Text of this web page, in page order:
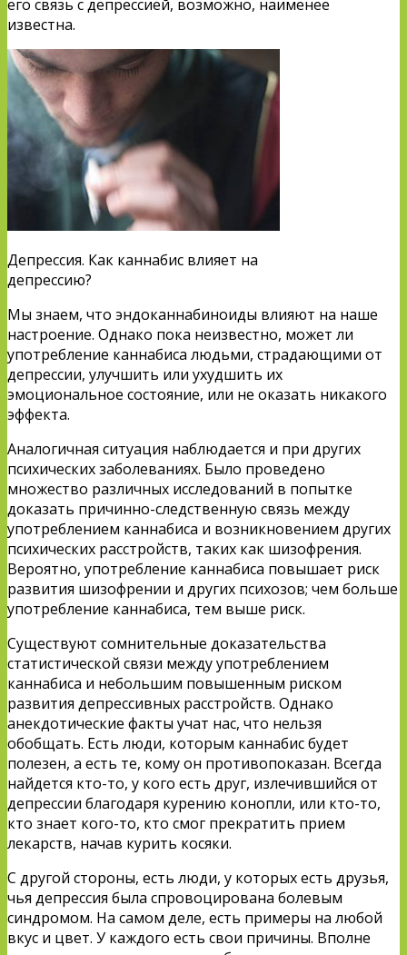
его связь с депрессией, возможно, наименее
известна.
Депрессия. Как каннабис влияет на
депрессию?
Мы знаем, что эндоканнабиноиды влияют на наше
настроение. Однако пока неизвестно, может ли
употребление каннабиса людьми, страдающими от
депрессии, улучшить или ухудшить их
эмоциональное состояние, или не оказать никакого
эффекта.
Аналогичная ситуация наблюдается и при других
психических заболеваниях. Было проведено
множество различных исследований в попытке
доказать причинно-следственную связь между
употреблением каннабиса и возникновением других
психических расстройств, таких как шизофрения.
Вероятно, употребление каннабиса повышает риск
развития шизофрении и других психозов; чем больше
употребление каннабиса, тем выше риск.
Существуют сомнительные доказательства
статистической связи между употреблением
каннабиса и небольшим повышенным риском
развития депрессивных расстройств. Однако
анекдотические факты учат нас, что нельзя
обобщать. Есть люди, которым каннабис будет
полезен, а есть те, кому он противопоказан. Всегда
найдется кто-то, у кого есть друг, излечившийся от
депрессии благодаря курению конопли, или кто-то,
кто знает кого-то, кто смог прекратить прием
лекарств, начав курить косяки.
С другой стороны, есть люди, у которых есть друзья,
чья депрессия была спровоцирована болевым
синдромом. На самом деле, есть примеры на любой
вкус и цвет. У каждого есть свои причины. Вполне